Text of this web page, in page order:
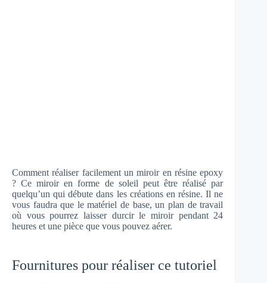
Comment réaliser facilement un miroir en résine epoxy
? Ce miroir en forme de soleil peut être réalisé par
quelqu’un qui débute dans les créations en résine. Il ne
vous faudra que le matériel de base, un plan de travail
où vous pourrez laisser durcir le miroir pendant 24
heures et une pièce que vous pouvez aérer.
Fournitures pour réaliser ce tutoriel